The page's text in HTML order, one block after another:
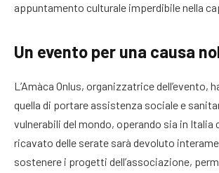
appuntamento culturale imperdibile nella
Un evento per una causa
L’Amàca Onlus, organizzatrice dell’evento,
quella di portare assistenza sociale e
vulnerabili del mondo, operando sia in Italia
ricavato delle serate sarà devoluto
sostenere i progetti dell’associazione,